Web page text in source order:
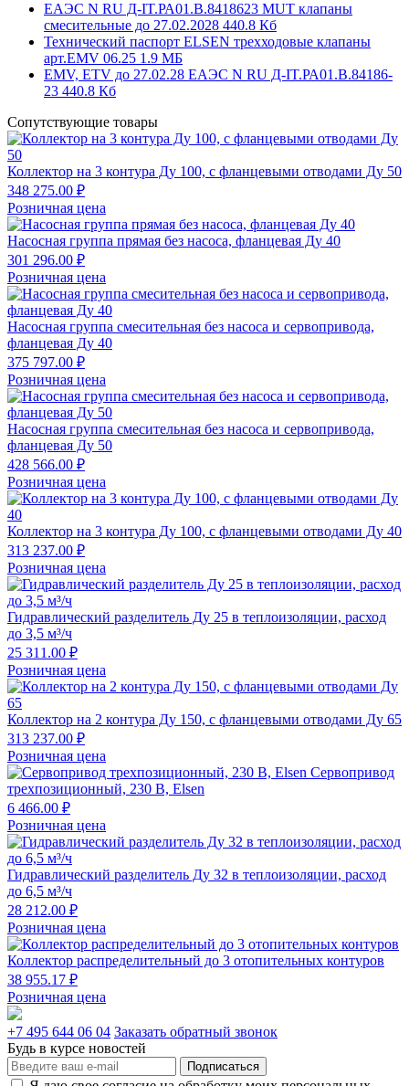
ЕАЭС N RU Д-IT.РА01.В.8418623 MUT клапаны
смесительные до 27.02.2028 440.8 Кб
Технический паспорт ELSEN трехходовые клапаны
арт.EMV 06.25 1.9 MБ
EMV, ETV до 27.02.28 ЕАЭС N RU Д-IT.РА01.В.84186-
23 440.8 Кб
Сопутствующие товары
Коллектор на 3 контура Ду 100, с фланцевыми отводами Ду 50
348 275.00 ₽
Розничная цена
Насосная группа прямая без насоса, фланцевая Ду 40
301 296.00 ₽
Розничная цена
Насосная группа смесительная без насоса и сервопривода,
фланцевая Ду 40
375 797.00 ₽
Розничная цена
Насосная группа смесительная без насоса и сервопривода,
фланцевая Ду 50
428 566.00 ₽
Розничная цена
Коллектор на 3 контура Ду 100, с фланцевыми отводами Ду 40
313 237.00 ₽
Розничная цена
Гидравлический разделитель Ду 25 в теплоизоляции, расход
до 3,5 м³/ч
25 311.00 ₽
Розничная цена
Коллектор на 2 контура Ду 150, с фланцевыми отводами Ду 65
313 237.00 ₽
Розничная цена
Сервопривод
трехпозиционный, 230 В, Elsen
6 466.00 ₽
Розничная цена
Гидравлический разделитель Ду 32 в теплоизоляции, расход
до 6,5 м³/ч
28 212.00 ₽
Розничная цена
Коллектор распределительный до 3 отопительных контуров
38 955.17 ₽
Розничная цена
+7 495 644 06 04 Заказать обратный звонок
Будь в курсе новостей
Подписаться